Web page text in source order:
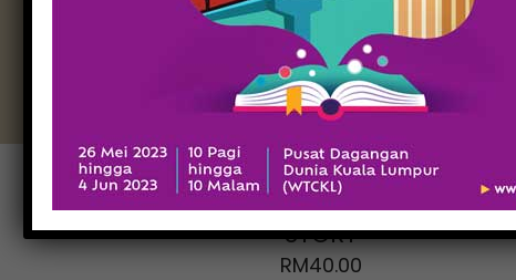
A MALAYSIAN
GRANDFATHER
STORY
RM40.00